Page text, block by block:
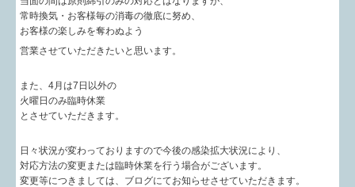
常時換気・お客様毎の消毒の徹底に努め、
お客様の楽しみを奪わぬよう
営業させていただきたいと思います。
また、4月は7日以外の
火曜日のみ臨時休業
とさせていただきます。
日々状況が変わっておりますので今後の感染拡大状況により、
対応方法の変更または臨時休業を行う場合がございます。
変更等につきましては、ブログにてお知らせさせていただきます。